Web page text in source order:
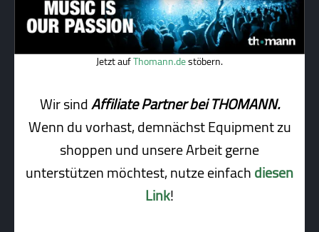
Jetzt aufThomann.destöbern.
Wir sindAffiliate Partner bei THOMANN.
Wenn du vorhast, demnächst Equipment zu
shoppen und unsere Arbeit gerne
unterstützen möchtest, nutze einfachdiesen
Link!